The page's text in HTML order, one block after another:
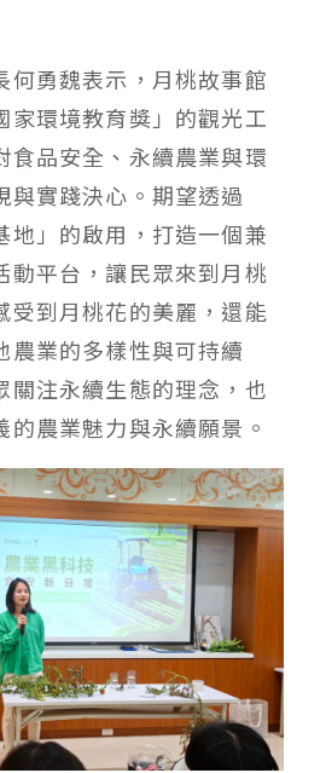
何勇魏表示，月桃故事館
家環境教育獎」的觀光工
食品安全、永續農業與環
與實踐決心。期望透過
地」的啟用，打造一個兼
動平台，讓民眾來到月桃
受到月桃花的美麗，還能
農業的多樣性與可持續
關注永續生態的理念，也
的農業魅力與永續願景。